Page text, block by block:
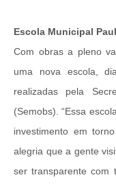
Escola Municipal
Com obras a pleno
uma nova escola,
realizadas pela
(Semobs). “Essa
investimento em
alegria que a gente
ser transparente com